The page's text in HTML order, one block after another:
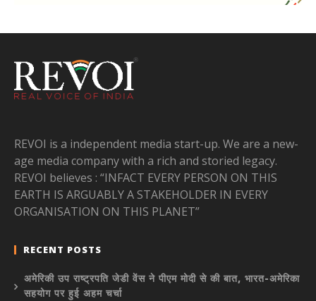
REVOI is a independent media start-up. We are a new-
age media company with a rich and storied legacy.
REVOI believes : “INFACT EVERY PERSON ON THIS
EARTH IS ARGUABLY A STAKEHOLDER IN EVERY
ORGANISATION ON THIS PLANET”
RECENT POSTS
अमेरिकी उप राष्ट्रपति जेडी वेंस ने पीएम मोदी से की बात, भारत-अमेरिका
सहयोग पर हुई अहम चर्चा